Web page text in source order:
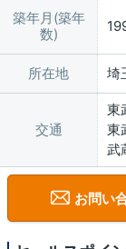
築年月(築年
数)
所在地 埼
交通
東
東
武
お問い